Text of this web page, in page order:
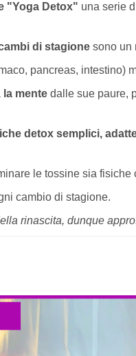
"Yoga Detox" una serie
di stagione sono un
pancreas, intestino)
la mente dalle sue paure,
detox semplici,
le tossine sia fisiche
cambio di stagione.
rinascita, dunque